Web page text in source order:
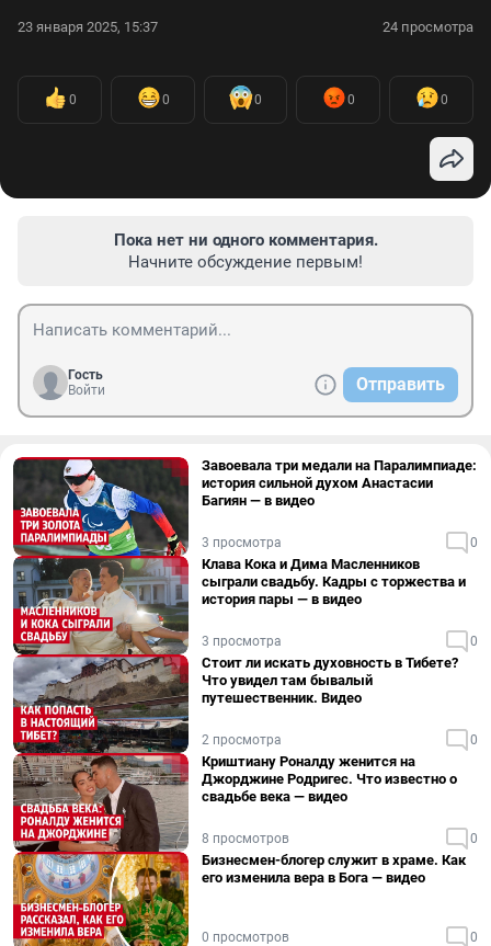
23 января 2025, 15:37 24 просмотра
0 0 0 0 0
Пока нет ни одного комментария.
Начните обсуждение первым!
Гость
Войти
Отправить
Завоевала три медали на Паралимпиаде:
история сильной духом Анастасии
Багиян — в видео
3 просмотра 0
Клава Кока и Дима Масленников
сыграли свадьбу. Кадры с торжества и
история пары — в видео
3 просмотра 0
Стоит ли искать духовность в Тибете?
Что увидел там бывалый
путешественник. Видео
2 просмотра 0
Криштиану Роналду женится на
Джорджине Родригес. Что известно о
свадьбе века — видео
8 просмотров 0
Бизнесмен-блогер служит в храме. Как
его изменила вера в Бога — видео
0 просмотров 0